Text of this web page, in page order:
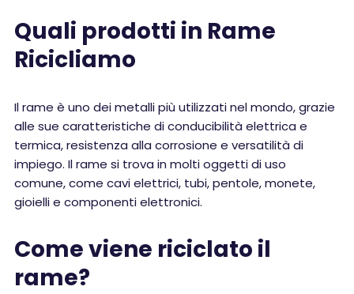
Quali prodotti in Rame
Ricicliamo
Il rame è uno dei metalli più utilizzati nel mondo, grazie
alle sue caratteristiche di conducibilità elettrica e
termica, resistenza alla corrosione e versatilità di
impiego. Il rame si trova in molti oggetti di uso
comune, come cavi elettrici, tubi, pentole, monete,
gioielli e componenti elettronici.
Come viene riciclato il
rame?